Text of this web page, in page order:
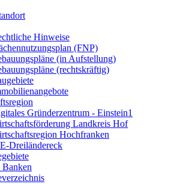
Hinweise
(FNP)
(in Aufstellung)
(rechtskräftig)
Gründerzentrum - Einstein1
Landkreis Hof
Hochfranken
Dreiländereck
Banken